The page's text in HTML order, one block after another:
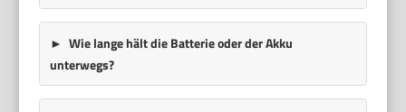
Wie lange hält die Batterie oder der Akku
unterwegs?